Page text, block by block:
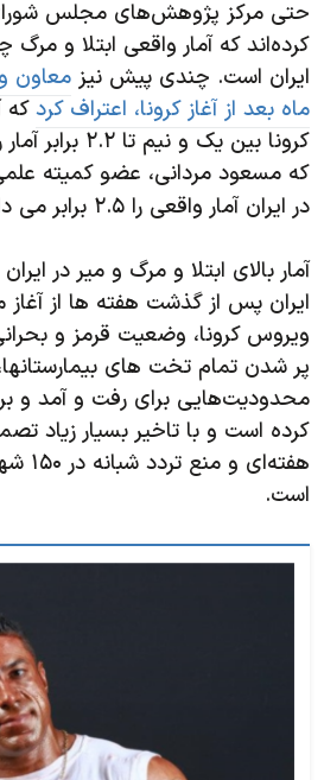
حتی مرکز پژوهش‌های مجلس
کرده‌اند که آمار واقعی ابتلا و مرگ
ایران است. چندی پیش نیز
ماه بعد از آغاز کرونا، اعتراف کردکه
کرونا بین یک و
که مسعود مردانی، عضو کمیته علمی
در ایران آمار واقعی را ۲.۵ برابر می داند
آمار بالای ابتلا و مرگ و میر در
ایران پس از گذشت هفته ها از
پر شدن تمام تخت های
محدودیت‌هایی برای رفت و آمد و
کرده است و با تاخیر بسیار زیاد
است.